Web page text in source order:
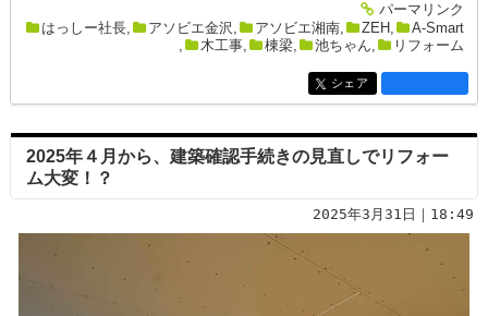
entry2675
パーマリンク
はっしー社長, アソビエ金沢 , アソビエ湘南, ZEH ,
A-Smart
,
木工事, 棟梁, 池ちゃん, リフォーム
entry2675
シェア
2025年４月から、建築確認手続きの見直しでリフォー
ム大変！？
2025年3月31日｜18:49